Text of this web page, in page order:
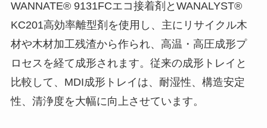
WANNATE® 9131FCエコ接着剤とWANALYST®
KC201高効率離型剤を使用し、主にリサイクル木
材や木材加工残渣から作られ、高温・高圧成形プ
ロセスを経て成形されます。従来の成形トレイと
比較して、MDI成形トレイは、耐湿性、構造安定
性、清浄度を大幅に向上させています。